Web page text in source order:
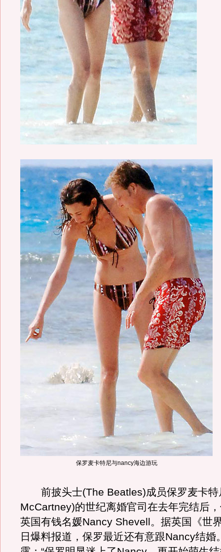
保罗麦卡特尼与nancy海边游玩
前披头士(The Beatles)成员保罗麦卡特
McCartney)的世纪离婚官司在去年完结后
英国有钱名媛Nancy Shevell。据英国《世
日爆料报道，保罗最近还有意跟Nancy结婚